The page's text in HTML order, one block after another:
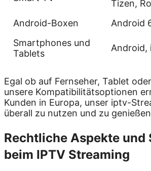
Tizen,
Android-Boxen
Android
Smartphones und
Tablets
Android,
Egal ob auf Fernseher, Tablet
unsere Kompatibilitätsoptionen
Kunden in Europa, unser iptv-
überall zu nutzen und zu
Rechtliche Aspekte und
beim IPTV Streaming